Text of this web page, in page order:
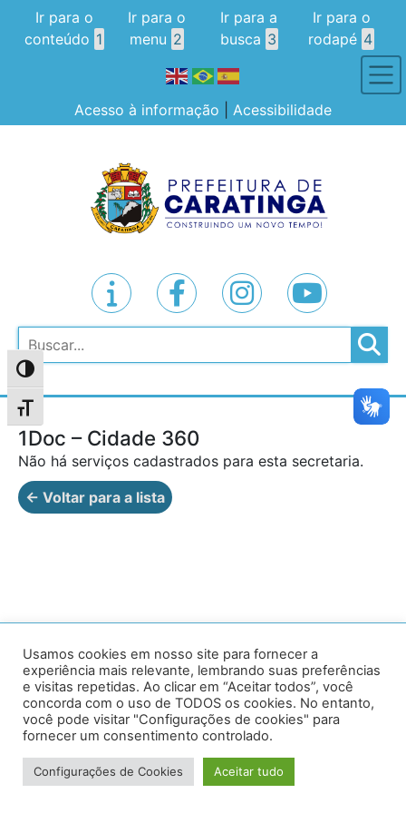
Alternar alto contraste
Alternar tamanho da fonte
Ir para o
conteúdo 1
Ir para o
menu 2
Ir para a
busca 3
Ir para o
rodapé 4
Acesso à informação Acessibilidade
Pesquisar
1Doc – Cidade 360
Não há serviços cadastrados para esta secretaria.
← Voltar para a lista
Av. Prof. Armando Alves da Silva, nº 1950 - Zacarias,
Caratinga - MG - 35302-403 / Tel: (33) 3329 8000
Desenvolvido por VersaTec
Usamos cookies em nosso site para fornecer a
experiência mais relevante, lembrando suas preferências
e visitas repetidas. Ao clicar em “Aceitar todos”, você
concorda com o uso de TODOS os cookies. No entanto,
você pode visitar "Configurações de cookies" para
fornecer um consentimento controlado.
Configurações de Cookies Aceitar tudo